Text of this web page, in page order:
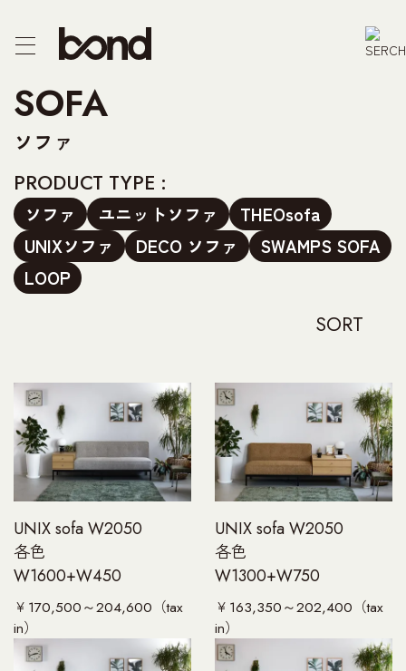
CHEST
SOFA
ソファ
PRODUCT TYPE :
ソファ ユニットソファ
THEOsofa
UNIXソファ
DECO ソファ
SWAMPS SOFA
LOOP
SORT
UNIX sofa W2050
各色
W1600+W450
￥170,500～204,600（tax
in）
UNIX sofa W2050
各色
W1300+W750
￥163,350～202,400（tax
in）